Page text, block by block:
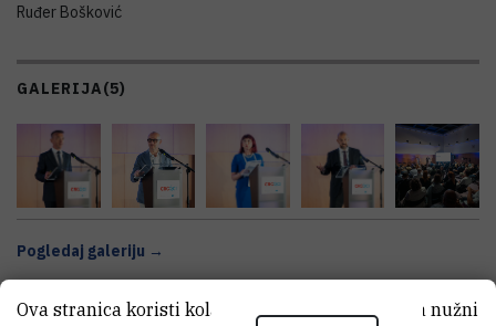
Ruđer Bošković
GALERIJA(5)
Pogledaj galeriju →
Ova stranica koristi kolačiće. Neki od tih kolačića nužni